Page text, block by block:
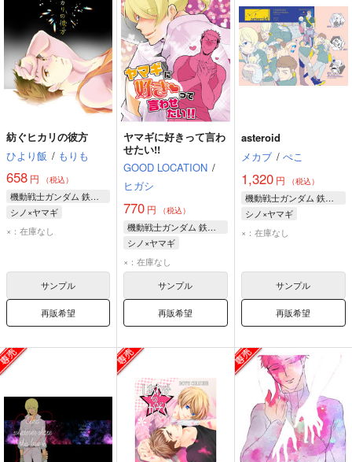
紡ぐヒカリの彼方
ひより飯 / もりも
658 円 （税込）
機動戦士ガンダム 鉄血のオルフェンズ
シノ×ヤマギ
ノルバ・シノ
×：在庫なし
サンプル
再販希望
ヤマギに好きって言わ
せたい!!
GOOD LOCATION /
ヒガシ
770 円 （税込）
機動戦士ガンダム 鉄血のオルフェンズ
シノ×ヤマギ
ノルバ・シノ
ヤマギ・ギルマトン
×：在庫なし
サンプル
再販希望
asteroid
メカブ / ぺこ
1,320円 （税込）
機動戦士ガンダム 鉄血のオルフェンズ
シノ×ヤマギ
ノルバ・シノ
×：在庫なし
サンプル
再販希望